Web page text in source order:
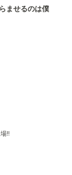
ませるのは僕
!!